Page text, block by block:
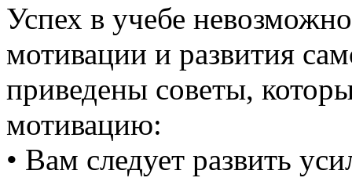
Успех в учебе
мотивации и развития
приведены советы,
мотивацию:
• Вам следует развить